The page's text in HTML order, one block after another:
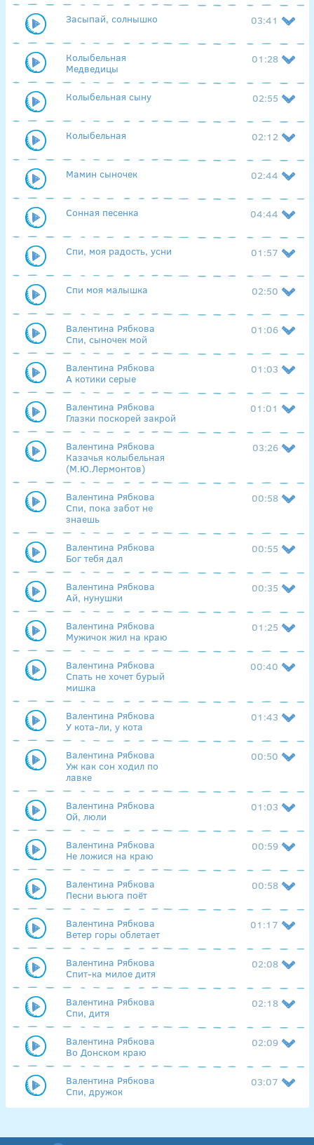
Засыпай, солнышко 03:41
Колыбельная
Медведицы
01:28
Колыбельная сыну 02:55
Колыбельная 02:12
Мамин сыночек 02:44
Сонная песенка 04:44
Спи, моя радость, усни 01:57
Спи моя малышка 02:50
Валентина Рябкова
Спи, сыночек мой
01:06
Валентина Рябкова
А котики серые
01:03
Валентина Рябкова
Глазки поскорей закрой
01:01
Валентина Рябкова
Казачья колыбельная
(М.Ю.Лермонтов)
03:26
Валентина Рябкова
Спи, пока забот не
знаешь
00:58
Валентина Рябкова
Бог тебя дал
00:55
Валентина Рябкова
Ай, нунушки
00:35
Валентина Рябкова
Мужичок жил на краю
01:25
Валентина Рябкова
Спать не хочет бурый
мишка
00:40
Валентина Рябкова
У кота-ли, у кота
01:43
Валентина Рябкова
Уж как сон ходил по
лавке
00:50
Валентина Рябкова
Ой, люли
01:03
Валентина Рябкова
Не ложися на краю
00:59
Валентина Рябкова
Песни вьюга поёт
00:58
Валентина Рябкова
Ветер горы облетает
01:17
Валентина Рябкова
Спит-ка милое дитя
02:08
Валентина Рябкова
Спи, дитя
02:18
Валентина Рябкова
Во Донском краю
02:09
Валентина Рябкова
Спи, дружок
03:07